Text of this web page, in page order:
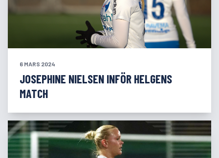
6 MARS 2024
JOSEPHINE NIELSEN INFÖR HELGENS
MATCH